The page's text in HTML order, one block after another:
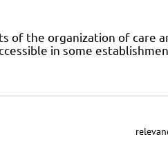
of the organization of care
in some